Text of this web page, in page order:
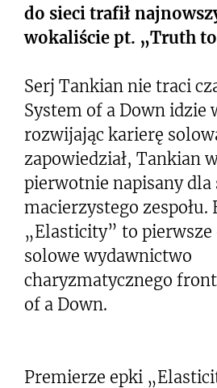
do sieci trafił
wokaliście pt. „Truth
Serj Tankian nie traci
System of a Down idzie
rozwijając karierę
zapowiedział, Tankian
pierwotnie napisany dla
macierzystego zespołu.
„Elasticity” to
solowe wydawnictwo
charyzmatycznego
of a Down.
Premierze epki